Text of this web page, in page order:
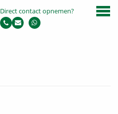
Direct contact opnemen?